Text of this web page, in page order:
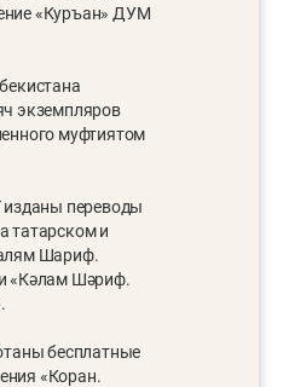
«Куръан» ДУМ
экземпляров
муфтиятом
переводы
татарском и
Шариф.
«Кәлам Шәриф.
бесплатные
«Коран.